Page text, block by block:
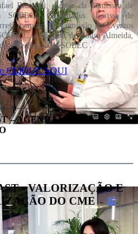
Bianconi, diretor da Comissão de
SOBECC Convidados: Larissa de
membro da Comissão de Eventos
e Ernane de Sousa Almeida,
de Gestão da SOBEC
CLIQUE AQUI
– AGENDAMENTO
- VALORIZAÇÃO E
DO CME -